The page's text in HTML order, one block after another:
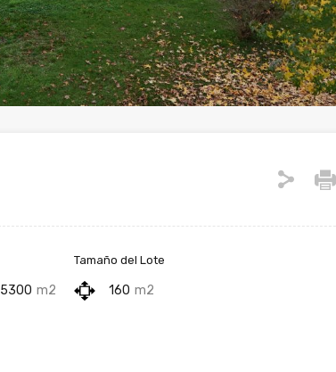
5300 m2
Tamaño del Lote
160 m2